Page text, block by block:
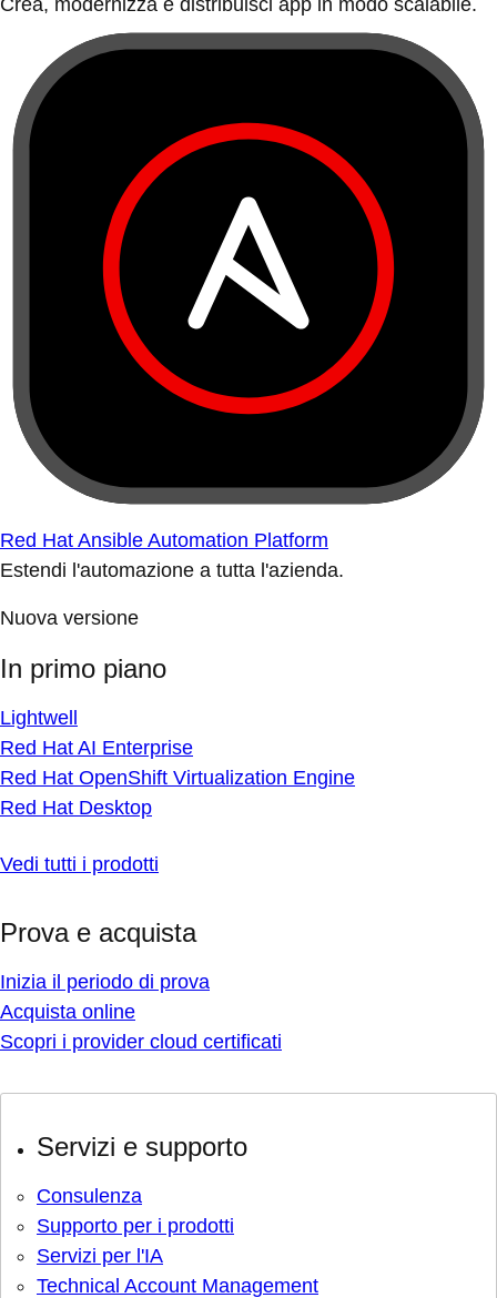
Crea, modernizza e distribuisci app in modo scalabile.
Red Hat Ansible Automation Platform
Estendi l'automazione a tutta l'azienda.
Nuova versione
In primo piano
Lightwell
Red Hat AI Enterprise
Red Hat OpenShift Virtualization Engine
Red Hat Desktop
Vedi tutti i prodotti
Prova e acquista
Inizia il periodo di prova
Acquista online
Scopri i provider cloud certificati
Servizi e supporto
Consulenza
Supporto per i prodotti
Servizi per l'IA
Technical Account Management